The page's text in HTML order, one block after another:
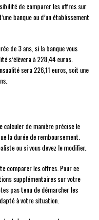
de comparer les offres sur
banque ou d’un établissement
de 3 ans, si la banque vous
s’élèvera à 228,44 euros.
sera 226,11 euros, soit une
calculer de manière précise le
la durée de remboursement.
ou si vous devez le modifier.
comparer les offres. Pour ce
supplémentaires sur votre
pas tenu de démarcher les
à votre situation.